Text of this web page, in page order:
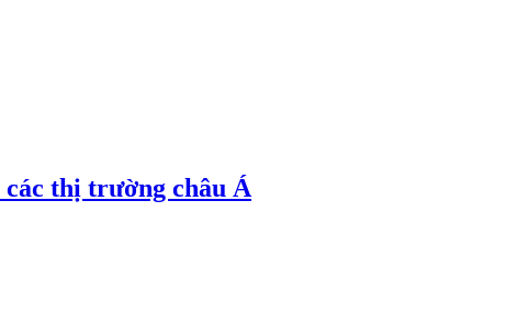
các thị trường châu Á